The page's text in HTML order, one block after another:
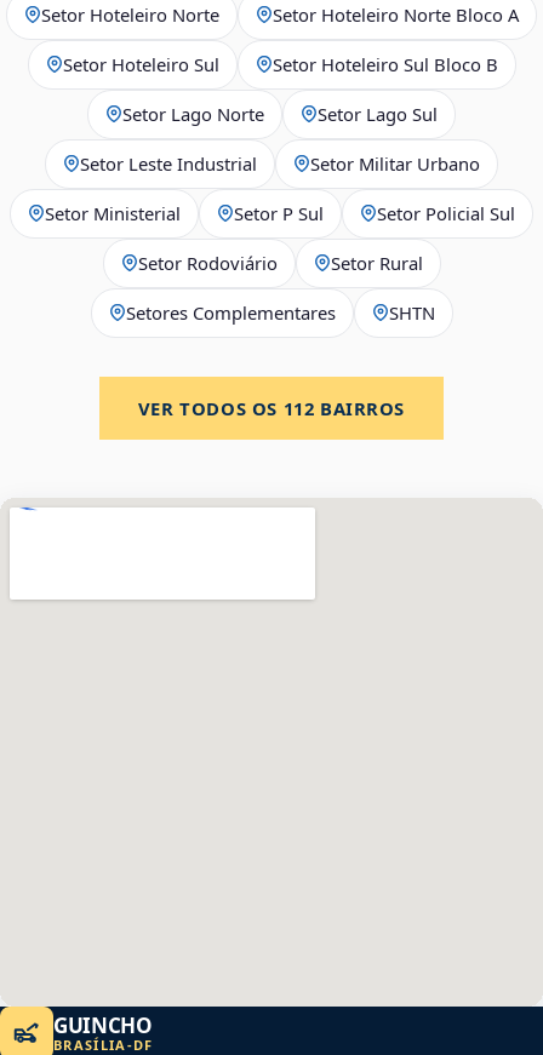
Setor Hoteleiro Norte Setor Hoteleiro Norte Bloco A
Setor Hoteleiro Sul Setor Hoteleiro Sul Bloco B
Setor Lago Norte Setor Lago Sul
Setor Leste Industrial Setor Militar Urbano
Setor Ministerial Setor P Sul Setor Policial Sul
Setor Rodoviário Setor Rural
Setores Complementares SHTN
VER TODOS OS 112 BAIRROS
GUINCHO
BRASÍLIA -DF